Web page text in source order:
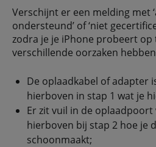
Verschijnt er een melding met
ondersteund’ of ‘niet
zodra je je iPhone probeert op
verschillende oorzaken
De oplaadkabel of adapter
hierboven in stap 1 wat je
Er zit vuil in de oplaadpoort
hierboven bij stap 2 hoe je
schoonmaakt;